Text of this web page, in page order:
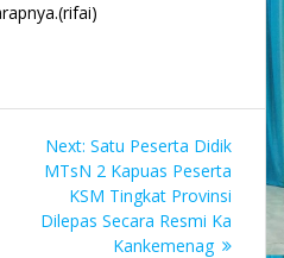
Next: Next
post:
Satu Peserta Didik
MTsN 2 Kapuas Peserta
KSM Tingkat Provinsi
Dilepas Secara Resmi Ka
Kankemenag